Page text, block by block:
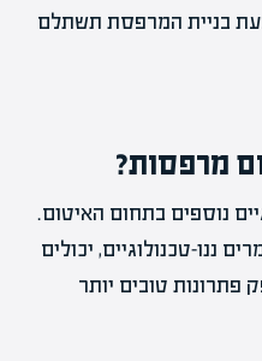
בניית המרפסת תשתלם
מרפסות?
נוספים בתחום האיטום.
ננו-טכנולוגיים, יכולים
טובים יותר